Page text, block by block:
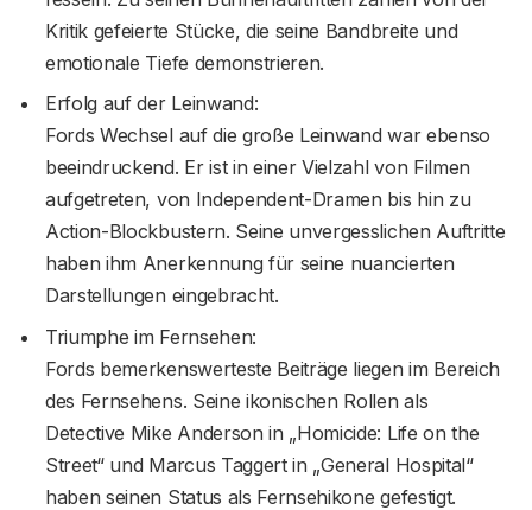
Kritik gefeierte Stücke, die seine Bandbreite und
emotionale Tiefe demonstrieren.
Erfolg auf der Leinwand:
Fords Wechsel auf die große Leinwand war ebenso
beeindruckend. Er ist in einer Vielzahl von Filmen
aufgetreten, von Independent-Dramen bis hin zu
Action-Blockbustern. Seine unvergesslichen Auftritte
haben ihm Anerkennung für seine nuancierten
Darstellungen eingebracht.
Triumphe im Fernsehen:
Fords bemerkenswerteste Beiträge liegen im Bereich
des Fernsehens. Seine ikonischen Rollen als
Detective Mike Anderson in „Homicide: Life on the
Street“ und Marcus Taggert in „General Hospital“
haben seinen Status als Fernsehikone gefestigt.